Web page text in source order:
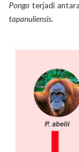
Pongo terjadi
tapanuliensis.